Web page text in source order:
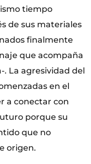
tiempo
de sus materiales
finalmente
que acompaña
. La agresividad del
en el
a conectar con
porque su
que no
origen.